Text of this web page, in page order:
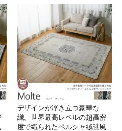
デザインが浮き立つ豪華な
織。世界最高レベルの超高密
度で織られたペルシャ絨毯風